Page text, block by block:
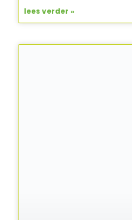
lees verder »